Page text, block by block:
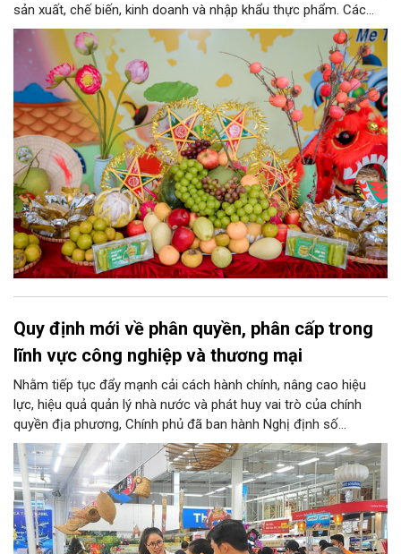
sản xuất, chế biến, kinh doanh và nhập khẩu thực phẩm. Các
nhóm mặt hàng tiêu thụ mạnh như bánh Trung thu, bánh mứt
kẹo, rượu, bia, nước giải khát, phụ gia thực phẩm...
Quy định mới về phân quyền, phân cấp trong
lĩnh vực công nghiệp và thương mại
Nhằm tiếp tục đẩy mạnh cải cách hành chính, nâng cao hiệu
lực, hiệu quả quản lý nhà nước và phát huy vai trò của chính
quyền địa phương, Chính phủ đã ban hành Nghị định số
146/2025/NĐ-CP ngày 12/6/2025 quy định về phân quyền, phân
cấp trong lĩnh vực công nghiệp và thương mại. Trong đó, lĩnh
vực bảo vệ quyền lợi người tiêu dùng có nhiều nội dung quan
trọng được phân cấp cho địa phương, góp phần đưa hoạt động
hỗ trợ người tiêu dùng đến gần người dân hơn.